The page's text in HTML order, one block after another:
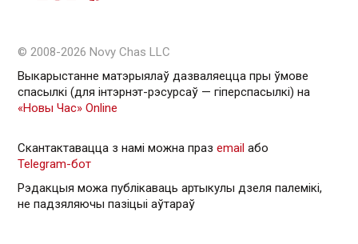
© 2008-2026 Novy Chas LLC
Выкарыстанне матэрыялаў дазваляецца пры ўмове
спасылкі (для інтэрнэт-рэсурсаў — гiперспасылкi) на
«Новы Час» Online
Скантактавацца з намі можна праз email або
Telegram-бот
Рэдакцыя можа публікаваць артыкулы дзеля палемікі,
не падзяляючы пазіцыі аўтараў